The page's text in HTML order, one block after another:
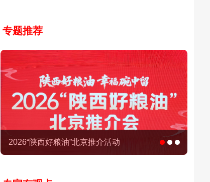
专题推荐
“主角登台·陕味登场”活动